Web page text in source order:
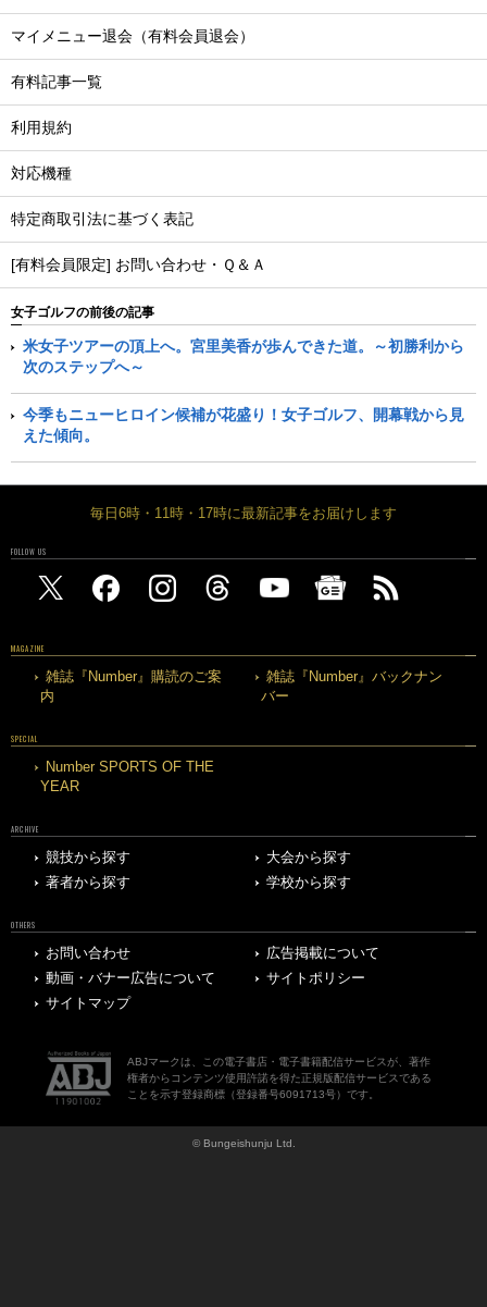
マイメニュー退会（有料会員退会）
有料記事一覧
利用規約
対応機種
特定商取引法に基づく表記
[有料会員限定] お問い合わせ・Ｑ＆Ａ
女子ゴルフの前後の記事
米女子ツアーの頂上へ。宮里美香が歩んできた道。～初勝利から
次のステップへ～
今季もニューヒロイン候補が花盛り！女子ゴルフ、開幕戦から見
えた傾向。
毎日6時・11時・17時に最新記事をお届けします
FOLLOW US
MAGAZINE
雑誌『Number』購読のご案
内
雑誌『Number』バックナン
バー
SPECIAL
Number SPORTS OF THE
YEAR
ARCHIVE
競技から探す
大会から探す
著者から探す
学校から探す
OTHERS
お問い合わせ
広告掲載について
動画・バナー広告について
サイトポリシー
サイトマップ
ABJマークは、この電子書店・電子書籍配信サービスが、著作
権者からコンテンツ使用許諾を得た正規版配信サービスである
ことを示す登録商標（登録番号6091713号）です。
© Bungeishunju Ltd.